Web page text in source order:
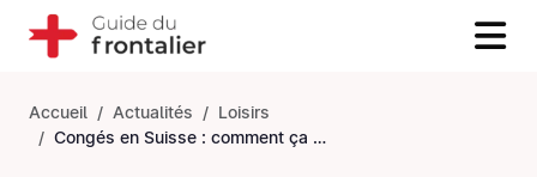
Accueil Actualités
Loisirs
Congés en Suisse : comment ça se passe ?